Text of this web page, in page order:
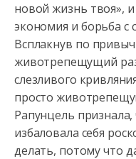
новой жизнь твоя»,
экономия и борьба
Всплакнув по
животрепещущий
слезливого
просто
Рапунцель
избаловала себя
делать, потому что